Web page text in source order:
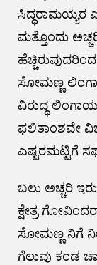
ಸಿದ್ಧರಾಮಯ್ಯರ
ಮತ್ತೊಂದು
ಸೋಮಣ್ಣ
ವಿರುದ್ಧ
ಫಲಿತಾಂಶವೇ
ಎಷ್ಟರಮಟ್ಟಿಗೆ
ಬಲು ಅಚ್ಚರಿ
ಕ್ಷೇತ್ರ
ಸೋಮಣ್ಣ ನಿಗೆ
ಗೆಲುವು ಕಂಡ